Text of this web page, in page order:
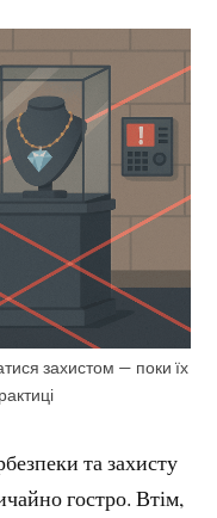
захистом — поки їх
та захисту
гостро. Втім,